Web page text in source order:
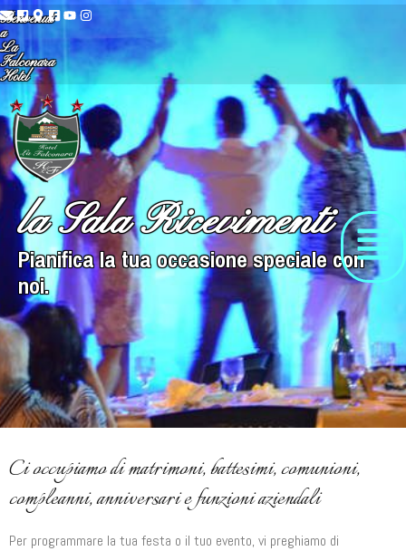
Benvenuti
a
La
Falconara
Hotel
la Sala Ricevimenti
Pianifica la tua occasione speciale con
noi.
Ci occupiamo di matrimoni, battesimi, comunioni,
compleanni, anniversari e funzioni aziendali
Per programmare la tua festa o il tuo evento, vi preghiamo di